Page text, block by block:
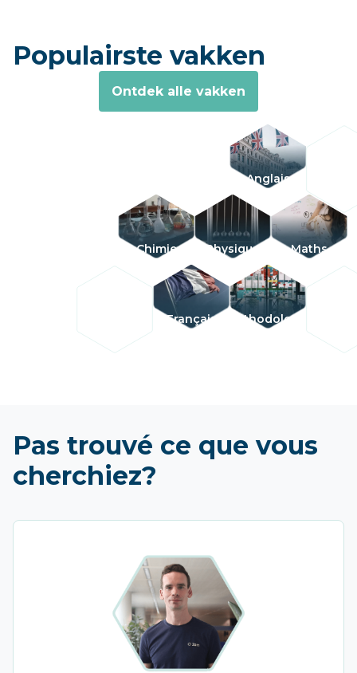
Populairste vakken
Ontdek alle vakken
Anglais
Chimie Physique Maths
Français Méthodologie
Pas trouvé ce que vous
cherchiez?